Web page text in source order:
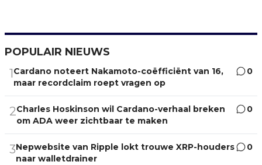
POPULAIR NIEUWS
1Cardano noteert Nakamoto-coëfficiënt van 16,
maar recordclaim roept vragen op
0
2Charles Hoskinson wil Cardano-verhaal breken
om ADA weer zichtbaar te maken
0
3Nepwebsite van Ripple lokt trouwe XRP-houders
naar walletdrainer
0